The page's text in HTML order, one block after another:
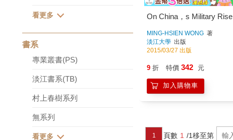
書系
專業叢書(PS)
淡江書系(TB)
村上春樹系列
無系列
On China，s Military Rise
MING-HSIEN WONG 著
淡江大學 出版
2015/03/27 出版
9 折 特價 342 元
加入購物車
1 頁數 1 /1移至第